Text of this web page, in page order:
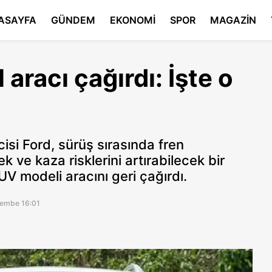
GÜNDEM EKONOMİ SPOR MAGAZİN
çağırdı: İşte o
Ford, sürüş sırasında fren
ve kaza risklerini artırabilecek bir
modeli aracını geri çağırdı.
16:01